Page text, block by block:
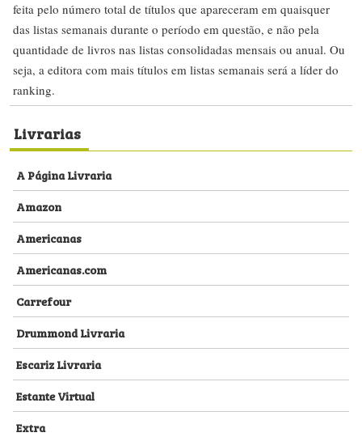
feita pelo número total de títulos que apareceram em quaisquer
das listas semanais durante o período em questão, e não pela
quantidade de livros nas listas consolidadas mensais ou anual. Ou
seja, a editora com mais títulos em listas semanais será a líder do
ranking.
Livrarias
A Página Livraria
Amazon
Americanas
Americanas.com
Carrefour
Drummond Livraria
Escariz Livraria
Estante Virtual
Extra